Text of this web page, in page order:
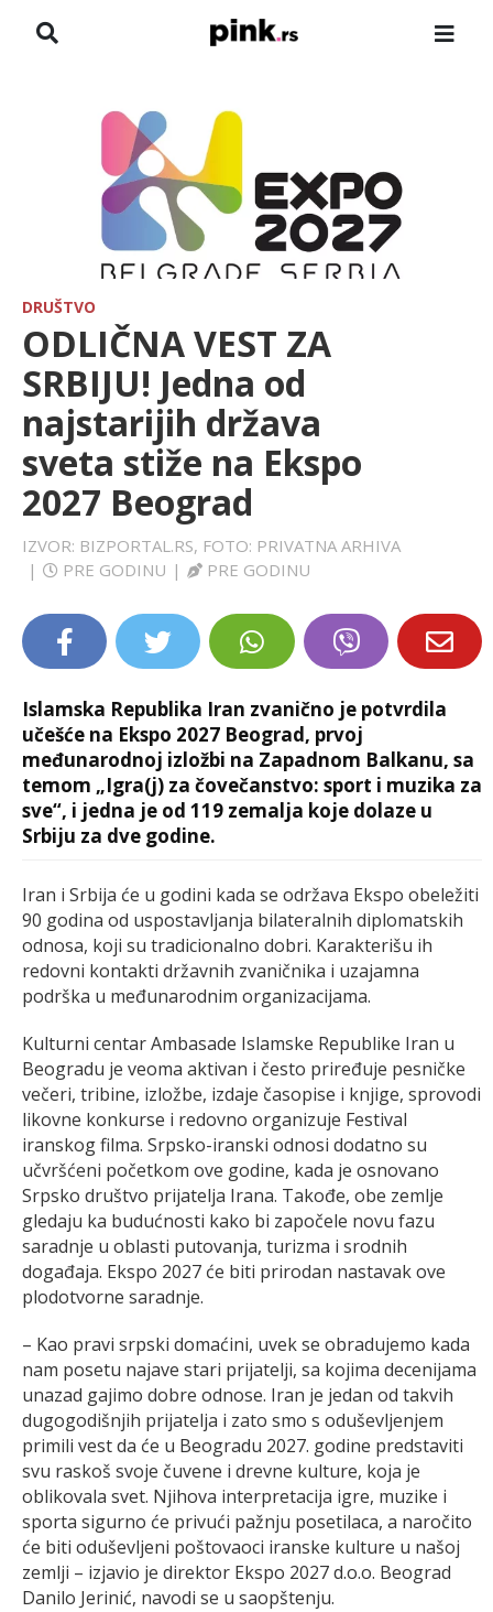
ZADRUGA
SHOWBIZ
HRONIKA
FARMERI
SPORT
LIFESTYLE
EXTRA
DRUŠTVO
ODLIČNA VEST ZA
SRBIJU! Jedna od
najstarijih država
sveta stiže na Ekspo
2027 Beograd
IZVOR: BIZPORTAL.RS, FOTO: PRIVATNA ARHIVA
|
PRE GODINU | PRE GODINU
Islamska Republika Iran zvanično je potvrdila
učešće na Ekspo 2027 Beograd, prvoj
međunarodnoj izložbi na Zapadnom Balkanu, sa
temom „Igra(j) za čovečanstvo: sport i muzika za
sve“, i jedna je od 119 zemalja koje dolaze u
Srbiju za dve godine.
Iran i Srbija će u godini kada se održava Ekspo obeležiti
90 godina od uspostavljanja bilateralnih diplomatskih
odnosa, koji su tradicionalno dobri. Karakterišu ih
redovni kontakti državnih zvaničnika i uzajamna
podrška u međunarodnim organizacijama.
Kulturni centar Ambasade Islamske Republike Iran u
Beogradu je veoma aktivan i često priređuje pesničke
večeri, tribine, izložbe, izdaje časopise i knjige, sprovodi
likovne konkurse i redovno organizuje Festival
iranskog filma. Srpsko-iranski odnosi dodatno su
učvršćeni početkom ove godine, kada je osnovano
Srpsko društvo prijatelja Irana. Takođe, obe zemlje
gledaju ka budućnosti kako bi započele novu fazu
saradnje u oblasti putovanja, turizma i srodnih
događaja. Ekspo 2027 će biti prirodan nastavak ove
plodotvorne saradnje.
– Kao pravi srpski domaćini, uvek se obradujemo kada
nam posetu najave stari prijatelji, sa kojima decenijama
unazad gajimo dobre odnose. Iran je jedan od takvih
dugogodišnjih prijatelja i zato smo s oduševljenjem
primili vest da će u Beogradu 2027. godine predstaviti
svu raskoš svoje čuvene i drevne kulture, koja je
oblikovala svet. Njihova interpretacija igre, muzike i
sporta sigurno će privući pažnju posetilaca, a naročito
će biti oduševljeni poštovaoci iranske kulture u našoj
zemlji – izjavio je direktor Ekspo 2027 d.o.o. Beograd
Danilo Jerinić, navodi se u saopštenju.